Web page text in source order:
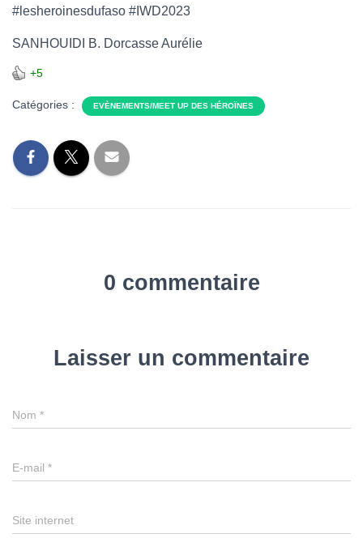
#lesheroinesdufaso #IWD2023
SANHOUIDI B. Dorcasse Aurélie
+5
Catégories : EVÈNEMENTS/MEET UP DES HÉROÏNES
0 commentaire
Laisser un commentaire
Nom *
E-mail *
Site internet